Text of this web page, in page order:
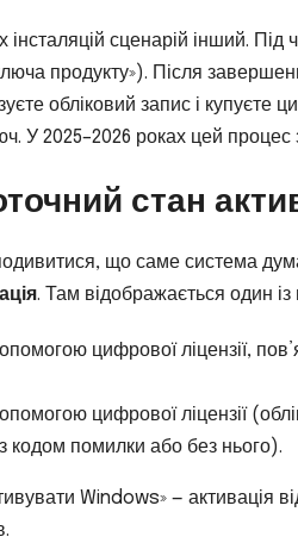
інсталяцій сценарій інший.
продукту»). Після
обліковий запис і
У 2025–2026 роках цей процес
стан
що саме система
. Там відображається один із
цифрової ліцензії,
цифрової ліцензії
кодом помилки або без нього).
Windows» — активація